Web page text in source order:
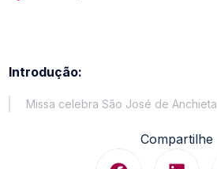
Introdução:
Missa celebra São José de Anchieta
Compartilhe